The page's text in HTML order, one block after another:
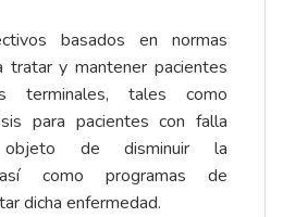
basados en normas
tratar y mantener pacientes
terminales, tales como
para pacientes con falla
de disminuir la
así como programas de
dicha enfermedad.